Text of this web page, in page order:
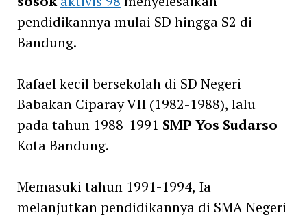
pendidikannya mulai SD hingga S2 di
Bandung.
Rafael kecil bersekolah di SD Negeri
Babakan Ciparay VII (1982-1988), lalu
pada tahun 1988-1991 SMP Yos Sudarso
Kota Bandung.
Memasuki tahun 1991-1994, Ia
melanjutkan pendidikannya di SMA Negeri